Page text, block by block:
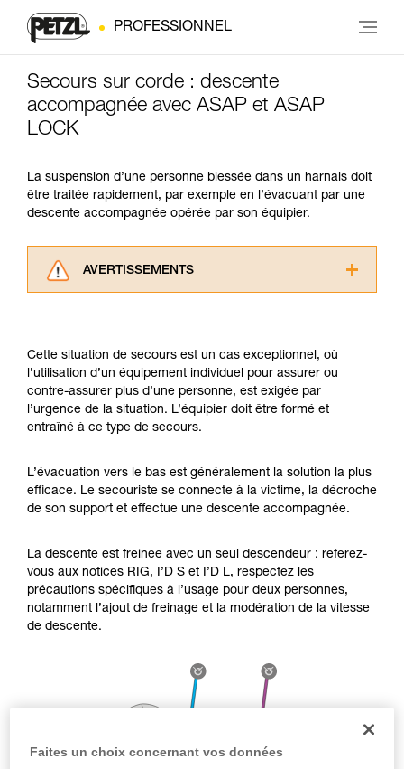
PROFESSIONNEL
Secours sur corde : descente
accompagnée avec ASAP et ASAP
LOCK
La suspension d’une personne blessée dans un harnais doit
être traitée rapidement, par exemple en l’évacuant par une
descente accompagnée opérée par son équipier.
AVERTISSEMENTS
informations de la notice technique pour
pouvoir comprendre ce complément
d’informations.
Maîtriser ces techniques nécessite une
formation et un entraînement spécifique. Validez
la manipulation, seul, en toute sécurité, avant
de la reproduire en autonomie.
Nous donnons des exemples de techniques
Cette situation de secours est un cas exceptionnel, où
l’utilisation d’un équipement individuel pour assurer ou
contre-assurer plus d’une personne, est exigée par
l’urgence de la situation. L’équipier doit être formé et
entraîné à ce type de secours.
L’évacuation vers le bas est généralement la solution la plus
efficace. Le secouriste se connecte à la victime, la décroche
de son support et effectue une descente accompagnée.
La descente est freinée avec un seul descendeur : référez-
vous aux notices RIG, I’D S et I’D L, respectez les
précautions spécifiques à l’usage pour deux personnes,
notamment l’ajout de freinage et la modération de la vitesse
de descente.
Faites un choix concernant vos données